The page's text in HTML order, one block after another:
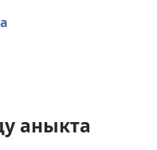
аныкта